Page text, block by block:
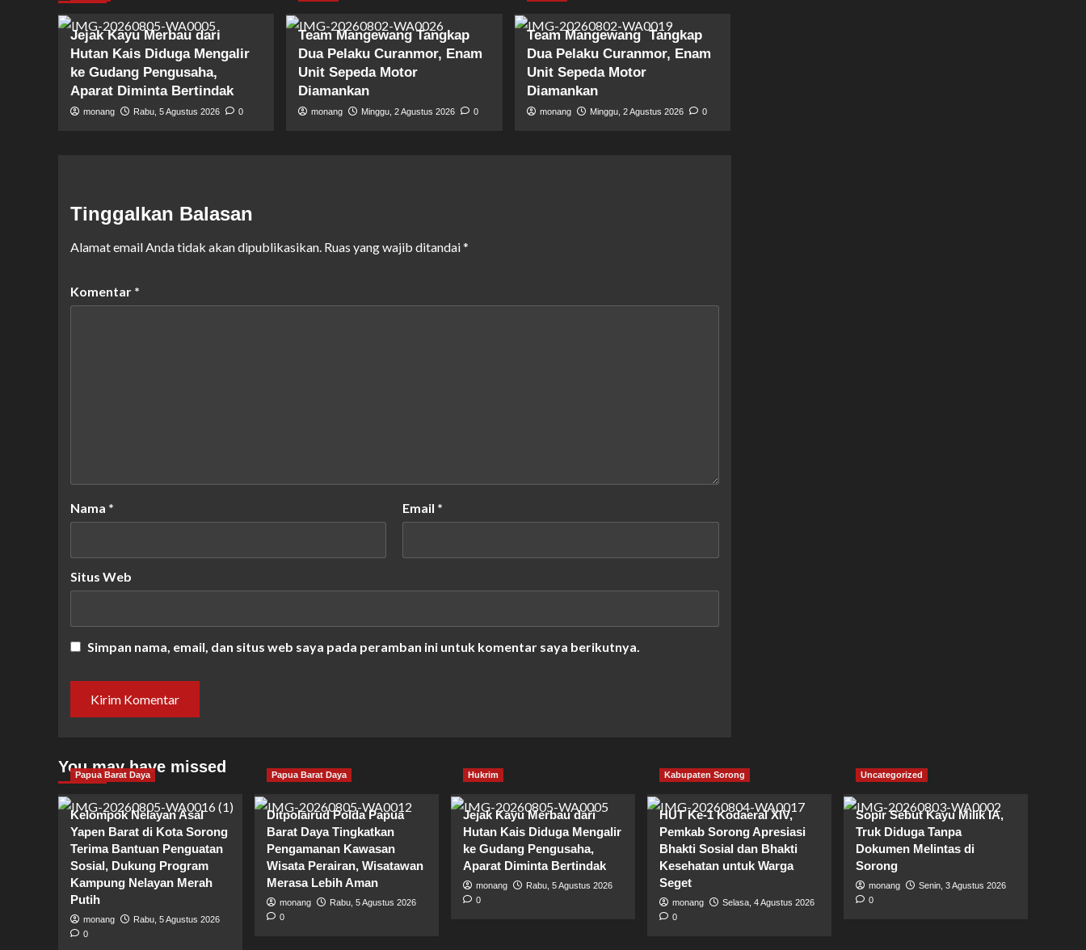
Jejak Kayu Merbau dari
Hutan Kais Diduga Mengalir
ke Gudang Pengusaha,
Aparat Diminta Bertindak
monang Rabu, 5 Agustus 2026 0
Team Mangewang Tangkap
Dua Pelaku Curanmor, Enam
Unit Sepeda Motor
Diamankan
monang Minggu, 2 Agustus 2026 0
Team Mangewang Tangkap
Dua Pelaku Curanmor, Enam
Unit Sepeda Motor
Diamankan
monang Minggu, 2 Agustus 2026 0
Tinggalkan Balasan
Alamat email Anda tidak akan dipublikasikan. Ruas yang wajib ditandai*
Komentar *
Nama * Email *
Situs Web
Simpan nama, email, dan situs web saya pada peramban ini untuk komentar saya berikutnya.
You may have missed
Papua Barat Daya
Kelompok Nelayan Asal
Yapen Barat di Kota Sorong
Terima Bantuan Penguatan
Sosial, Dukung Program
Kampung Nelayan Merah
Putih
monang
Rabu, 5 Agustus 2026
0
Papua Barat Daya
Ditpolairud Polda Papua
Barat Daya Tingkatkan
Pengamanan Kawasan
Wisata Perairan, Wisatawan
Merasa Lebih Aman
monang
Rabu, 5 Agustus 2026
0
Hukrim
Jejak Kayu Merbau dari
Hutan Kais Diduga Mengalir
ke Gudang Pengusaha,
Aparat Diminta Bertindak
monang
Rabu, 5 Agustus 2026
0
Kabupaten Sorong
HUT Ke-1 Kodaeral XIV,
Pemkab Sorong Apresiasi
Bhakti Sosial dan Bhakti
Kesehatan untuk Warga
Seget
monang
Selasa, 4 Agustus 2026
0
Uncategorized
Sopir Sebut Kayu Milik IA,
Truk Diduga Tanpa
Dokumen Melintas di
Sorong
monang
Senin, 3 Agustus 2026
0